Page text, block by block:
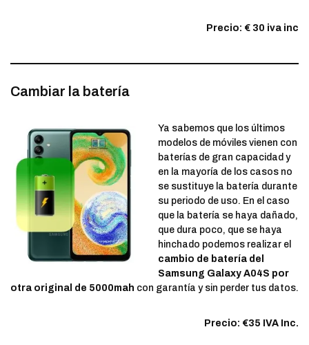
Precio: € 30 iva inc
Cambiar la batería
Ya sabemos que los últimos
modelos de móviles vienen con
baterías de gran capacidad y
en la mayoría de los casos no
se sustituye la batería durante
su periodo de uso. En el caso
que la batería se haya dañado,
que dura poco, que se haya
hinchado podemos realizar el
cambio de batería del
Samsung Galaxy A04S por
otra original de 5000mah con garantía y sin perder tus datos.
Precio: €35 IVA Inc.